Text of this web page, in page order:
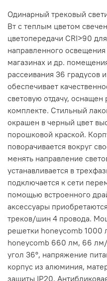
Одинарный трековый
Вт с теплым цветом
цветопередачи CRI>90
направленного
магазинах и др.
рассеивания 36 градусов
обеспечивает
световую отдачу, оснащен
комплекте. Стильный
окрашен в черный цвет
порошковой краской.
поворачивается вокруг
менять направление
устанавливается в
подключается к сети
помощью встроенного
аксессуары
треков/шин 4 провода.
решетки honeycomb 1000
honeycomb 660 лм, 66
угол 36°, напряжение
корпус из алюминия,
защиты IP20.